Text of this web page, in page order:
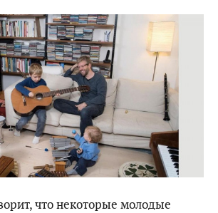
что некоторые молодые